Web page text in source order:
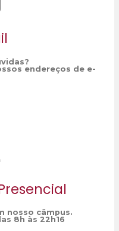
endereços de e-
nosso câmpus.
8h às 22h16